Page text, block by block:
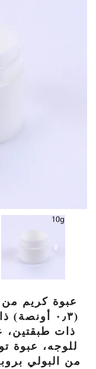
(٠٫٣
ذات طبقتين،
للوجه، عبوة
من البولي